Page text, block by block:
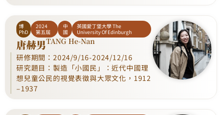
博
PhD
2024
第五屆
中
國
英國愛丁堡大學 The
University Of Edinburgh
唐赫男TANG He-Nan
研修期間：2024/9/16-2024/12/16
研究題目：製造「小國民」：近代中國理
想兒童公民的視覺表徵與大眾文化，1912
–1937